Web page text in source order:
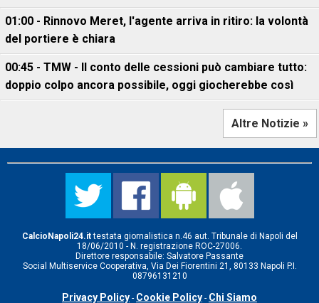
01:00 - Rinnovo Meret, l'agente arriva in ritiro: la volontà
del portiere è chiara
00:45 - TMW - Il conto delle cessioni può cambiare tutto:
doppio colpo ancora possibile, oggi giocherebbe così
Altre Notizie »
CalcioNapoli24.ittestata giornalistica n.46 aut. Tribunale di Napoli del
18/06/2010 - N. registrazione ROC-27006.
Direttore responsabile: Salvatore Passante
Social Multiservice Cooperativa, Via Dei Fiorentini 21, 80133 Napoli P.I.
08796131210
Privacy Policy - Cookie Policy - Chi Siamo